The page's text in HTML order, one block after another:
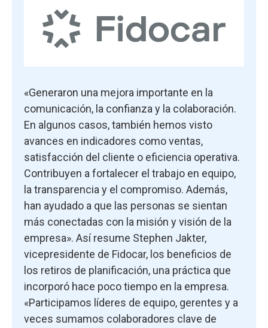
«Generaron una mejora importante en la
comunicación, la confianza y la colaboración.
En algunos casos, también hemos visto
avances en indicadores como ventas,
satisfacción del cliente o eficiencia operativa.
Contribuyen a fortalecer el trabajo en equipo,
la transparencia y el compromiso. Además,
han ayudado a que las personas se sientan
más conectadas con la misión y visión de la
empresa». Así resume Stephen Jakter,
vicepresidente de Fidocar, los beneficios de
los retiros de planificación, una práctica que
incorporó hace poco tiempo en la empresa.
«Participamos líderes de equipo, gerentes y a
veces sumamos colaboradores clave de